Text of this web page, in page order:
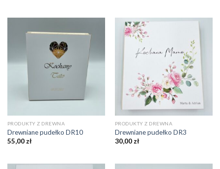
PRODUKTY Z DREWNA
Drewniane pudełko DR10
55,00 zł
PRODUKTY Z DREWNA
Drewniane pudełko DR3
30,00 zł